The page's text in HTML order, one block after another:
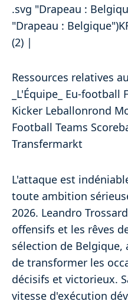
.svg "Drapeau :
"Drapeau :
(2) |
Ressources relatives
_L'Équipe_ Eu-
Kicker Leballonrond
Football Teams
Transfermarkt
L'attaque est
toute ambition
2026. Leandro
offensifs et les rêves
sélection de Belgique,
de transformer les
décisifs et victorieux.
vitesse d'exécution